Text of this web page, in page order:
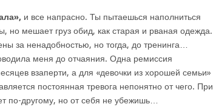
и все напрасно. Ты пытаешься наполниться
но мешает груз обид, как старая и рваная одежда.
за ненадобностью, но тогда, до тренинга…
меня до отчаяния. Одна ремиссия
взаперти, а для «девочки из хорошей семьи»
постоянная тревога непонятно от чего. При
по-другому, но от себя не убежишь…